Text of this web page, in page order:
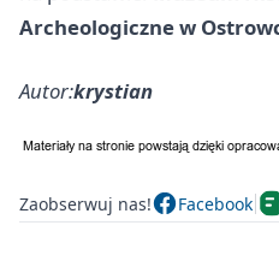
Archeologiczne w
Autor:krystian
Zaobserwuj nas! Facebook